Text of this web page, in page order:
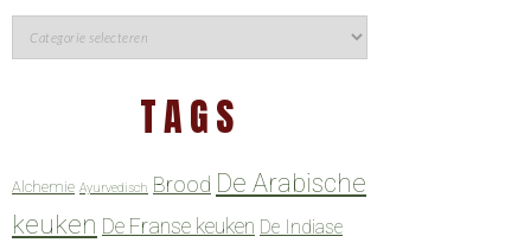
TAGS
Alchemie Ayurvedisch Brood De Arabische
keuken De Franse keuken De Indiase